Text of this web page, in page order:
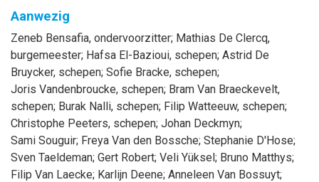
Aanwezig
Zeneb Bensafia, ondervoorzitter; Mathias De Clercq,
burgemeester; Hafsa El-Bazioui, schepen; Astrid De
Bruycker, schepen; Sofie Bracke, schepen;
Joris Vandenbroucke, schepen; Bram Van Braeckevelt,
schepen; Burak Nalli, schepen; Filip Watteeuw, schepen;
Christophe Peeters, schepen; Johan Deckmyn;
Sami Souguir; Freya Van den Bossche; Stephanie D'Hose;
Sven Taeldeman; Gert Robert; Veli Yüksel; Bruno Matthys;
Filip Van Laecke; Karlijn Deene; Anneleen Van Bossuyt;